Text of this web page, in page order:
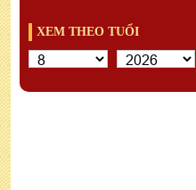
XEM THEO TUỔI